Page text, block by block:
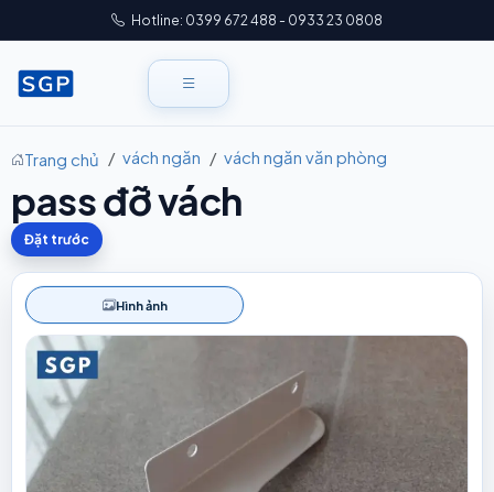
Hotline: 0399 672 488 - 0933 23 0808
Trang chủ vách ngăn vách ngăn văn phòng
pass đỡ vách
Đặt trước
Hình ảnh